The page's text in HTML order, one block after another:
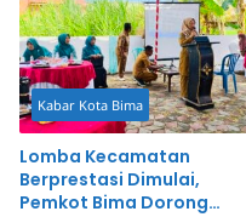
Kabar Kota Bima
Lomba Kecamatan
Berprestasi Dimulai,
Pemkot Bima Dorong